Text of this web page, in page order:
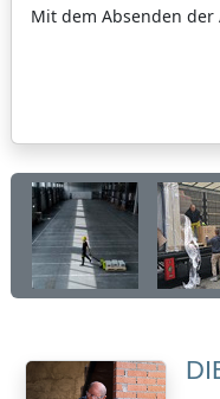
Mit dem Absenden